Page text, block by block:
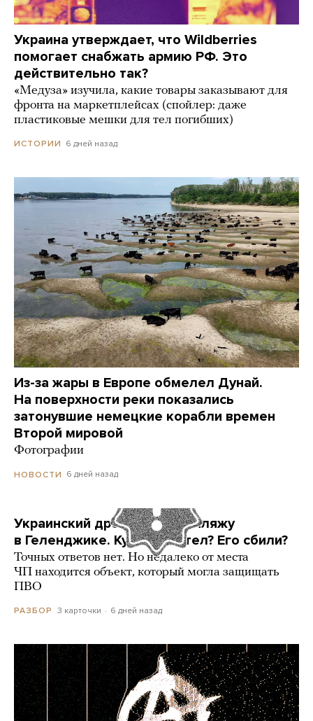
Украина утверждает, что Wildberries
помогает снабжать армию РФ. Это
действительно так?
«Медуза» изучила, какие товары заказывают для
фронта на маркетплейсах (спойлер: даже
пластиковые мешки для тел погибших)
ИСТОРИИ 6 дней назад
Из-за жары в Европе обмелел Дунай.
На поверхности реки показались
затонувшие немецкие корабли времен
Второй мировой
Фотографии
НОВОСТИ 6 дней назад
Украинский дрон попал по пляжу
в Геленджике. Куда он летел? Его сбили?
Точных ответов нет. Но недалеко от места
ЧП находится объект, который могла защищать
ПВО
РАЗБОР 3 карточки 6 дней назад